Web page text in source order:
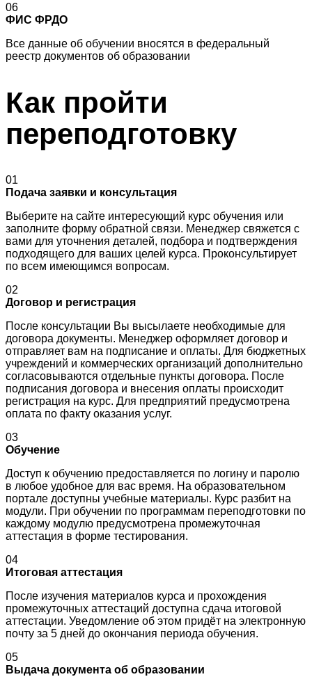
06
ФИС ФРДО
Все данные об обучении вносятся в федеральный
реестр документов об образовании
Как пройти
переподготовку
01
Подача заявки и консультация
Выберите на сайте интересующий курс обучения или
заполните форму обратной связи. Менеджер свяжется с
вами для уточнения деталей, подбора и подтверждения
подходящего для ваших целей курса. Проконсультирует
по всем имеющимся вопросам.
02
Договор и регистрация
После консультации Вы высылаете необходимые для
договора документы. Менеджер оформляет договор и
отправляет вам на подписание и оплаты. Для бюджетных
учреждений и коммерческих организаций дополнительно
согласовываются отдельные пункты договора. После
подписания договора и внесения оплаты происходит
регистрация на курс. Для предприятий предусмотрена
оплата по факту оказания услуг.
03
Обучение
Доступ к обучению предоставляется по логину и паролю
в любое удобное для вас время. На образовательном
портале доступны учебные материалы. Курс разбит на
модули. При обучении по программам переподготовки по
каждому модулю предусмотрена промежуточная
аттестация в форме тестирования.
04
Итоговая аттестация
После изучения материалов курса и прохождения
промежуточных аттестаций доступна сдача итоговой
аттестации. Уведомление об этом придёт на электронную
почту за 5 дней до окончания периода обучения.
05
Выдача документа об образовании